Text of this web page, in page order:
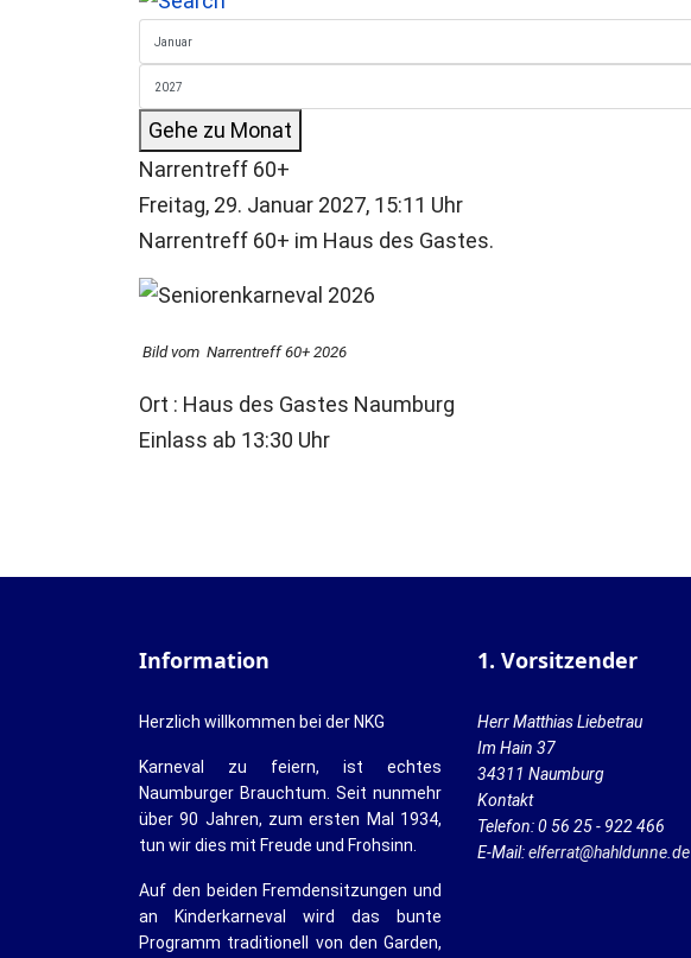
Gehe zu Monat
Narrentreff 60+
Freitag, 29. Januar 2027, 15:11 Uhr
Narrentreff 60+ im Haus des Gastes.
Bild vom Narrentreff 60+ 2026
Ort : Haus des Gastes Naumburg
Einlass ab 13:30 Uhr
Information
Herzlich willkommen bei der NKG
Karneval zu feiern, ist echtes
Naumburger Brauchtum. Seit nunmehr
über 90 Jahren, zum ersten Mal 1934,
tun wir dies mit Freude und Frohsinn.
Auf den beiden Fremdensitzungen und
an Kinderkarneval wird das bunte
Programm traditionell von den Garden,
1. Vorsitzender
Herr Matthias Liebetrau
Im Hain 37
34311 Naumburg
Kontakt
Telefon: 0 56 25 - 922 466
E-Mail:elferrat@hahldunne.de